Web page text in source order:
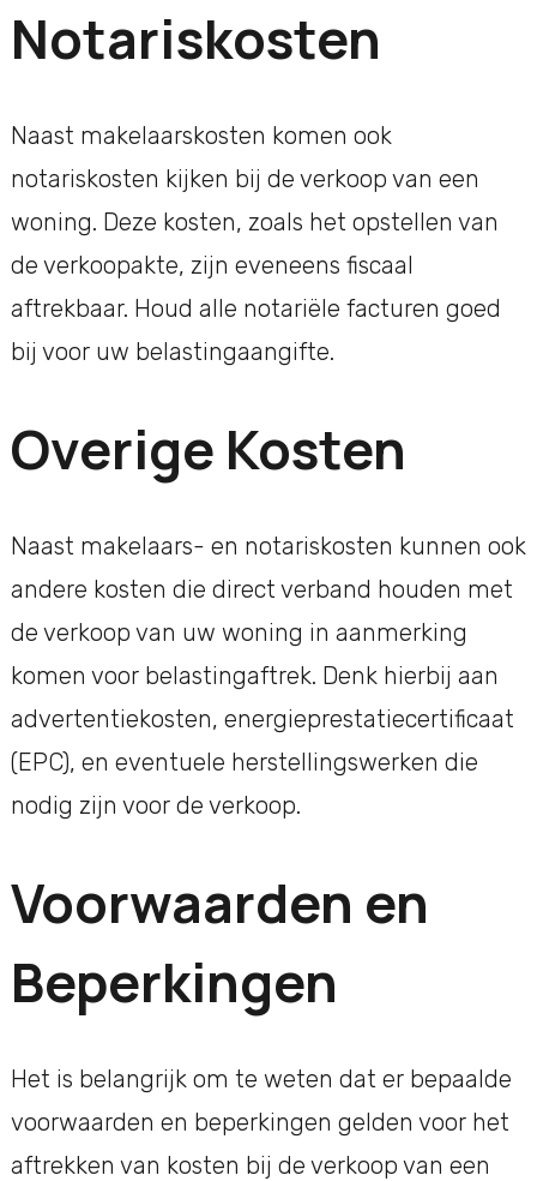
Notariskosten
Naast makelaarskosten komen ook
notariskosten kijken bij de verkoop van een
woning. Deze kosten, zoals het opstellen van
de verkoopakte, zijn eveneens fiscaal
aftrekbaar. Houd alle notariële facturen goed
bij voor uw belastingaangifte.
Overige Kosten
Naast makelaars- en notariskosten kunnen ook
andere kosten die direct verband houden met
de verkoop van uw woning in aanmerking
komen voor belastingaftrek. Denk hierbij aan
advertentiekosten, energieprestatiecertificaat
(EPC), en eventuele herstellingswerken die
nodig zijn voor de verkoop.
Voorwaarden en
Beperkingen
Het is belangrijk om te weten dat er bepaalde
voorwaarden en beperkingen gelden voor het
aftrekken van kosten bij de verkoop van een